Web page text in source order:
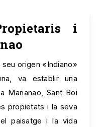
i
origen «Indiano»
va establir una
Marianao, Sant Boi
propietats i la seva
paisatge i la vida